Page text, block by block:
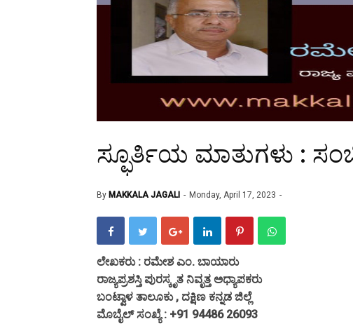
ಸ್ಫೂರ್ತಿಯ ಮಾತುಗಳು :
By MAKKALA JAGALI Monday, April 17, 2023
ಲೇಖಕರು : ರಮೇಶ ಎಂ. ಬಾಯಾರು
ರಾಜ್ಯಪ್ರಶಸ್ತಿ ಪುರಸ್ಕೃತ ನಿವೃತ್ತ ಅಧ್ಯಾಪಕರು
ಬಂಟ್ವಾಳ ತಾಲೂಕು , ದಕ್ಷಿಣ ಕನ್ನಡ ಜಿಲ್ಲೆ
ಮೊಬೈಲ್ ಸಂಖ್ಯೆ : +91 94486 26093